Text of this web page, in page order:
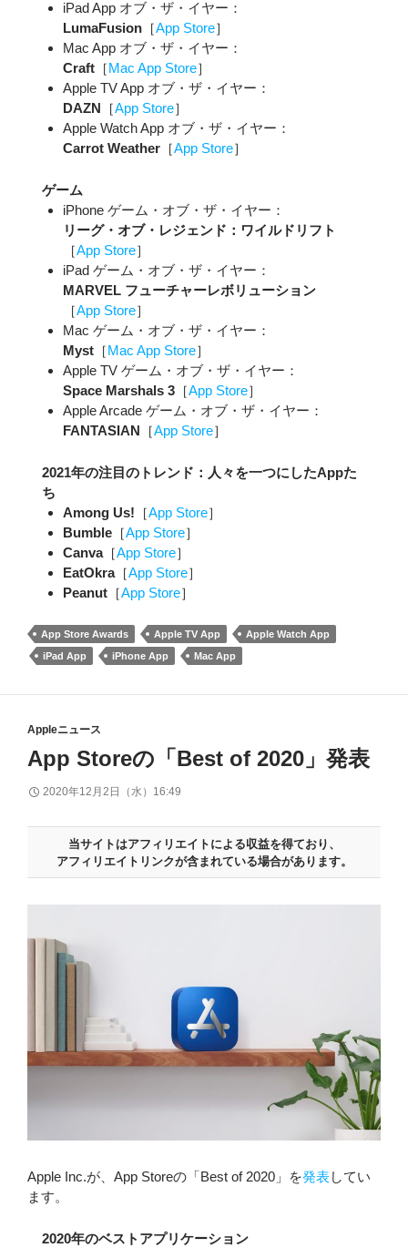
iPad App オブ・ザ・イヤー：
LumaFusion ［App Store］
Mac App オブ・ザ・イヤー：
Craft ［Mac App Store］
Apple TV App オブ・ザ・イヤー：
DAZN ［App Store］
Apple Watch App オブ・ザ・イヤー：
Carrot Weather ［App Store］
ゲーム
iPhone ゲーム・オブ・ザ・イヤー：
リーグ・オブ・レジェンド：ワイルドリフト
［App Store］
iPad ゲーム・オブ・ザ・イヤー：
MARVEL フューチャーレボリューション
［App Store］
Mac ゲーム・オブ・ザ・イヤー：
Myst ［Mac App Store］
Apple TV ゲーム・オブ・ザ・イヤー：
Space Marshals 3 ［App Store］
Apple Arcade ゲーム・オブ・ザ・イヤー：
FANTASIAN ［App Store］
2021年の注目のトレンド：人々を一つにしたAppた
ち
Among Us! ［App Store］
Bumble ［App Store］
Canva［App Store］
EatOkra［App Store］
Peanut ［App Store］
App Store Awards Apple TV App
Apple Watch App
iPad App
iPhone App Mac App
Appleニュース
App Storeの「Best of 2020」発表
2020年12月2日（水）16:49
当サイトはアフィリエイトによる収益を得ており、
アフィリエイトリンクが含まれている場合があります。
Apple Inc.が、App Storeの「Best of 2020」を発表してい
ます。
2020年のベストアプリケーション